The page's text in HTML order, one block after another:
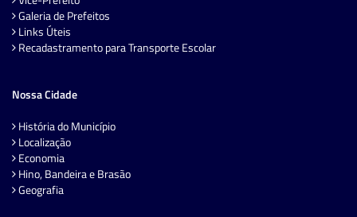
Galeria de Prefeitos
Links Úteis
Recadastramento para Transporte Escolar
Nossa Cidade
História do Município
Localização
Economia
Hino, Bandeira e Brasão
Geografia